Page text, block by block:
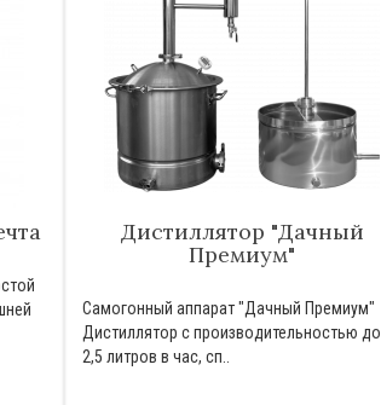
Дистиллятор "Дачный
Премиум"
Самогонный аппарат "Дачный Премиум"
Дистиллятор с производительностью до
2,5 литров в час, сп..